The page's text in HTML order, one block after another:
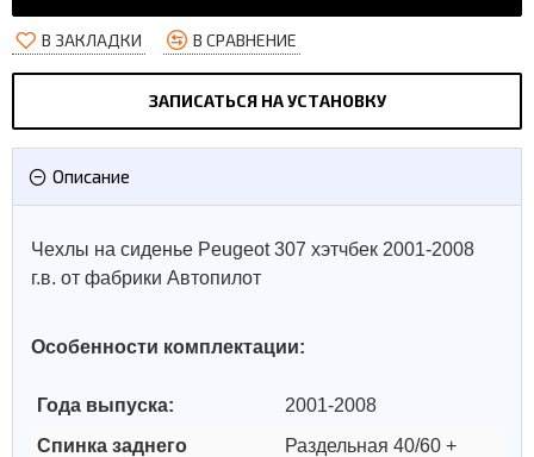
В ЗАКЛАДКИ В СРАВНЕНИЕ
ЗАПИСАТЬСЯ НА УСТАНОВКУ
Описание
Чехлы на сиденье Peugeot 307 хэтчбек 2001-2008
г.в. от фабрики Автопилот
Особенности комплектации:
Года выпуска:
2001-2008
Спинка заднего
Раздельная 40/60 +